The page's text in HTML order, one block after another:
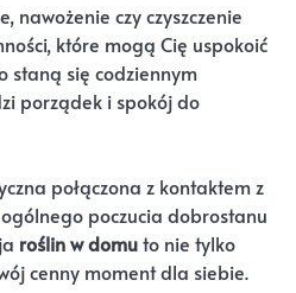
nawożenie czy czyszczenie
które mogą Cię uspokoić
staną się codziennym
porządek i spokój do
połączona z kontaktem z
poczucia dobrostanu
roślin w domuto nie tylko
cenny moment dla siebie.